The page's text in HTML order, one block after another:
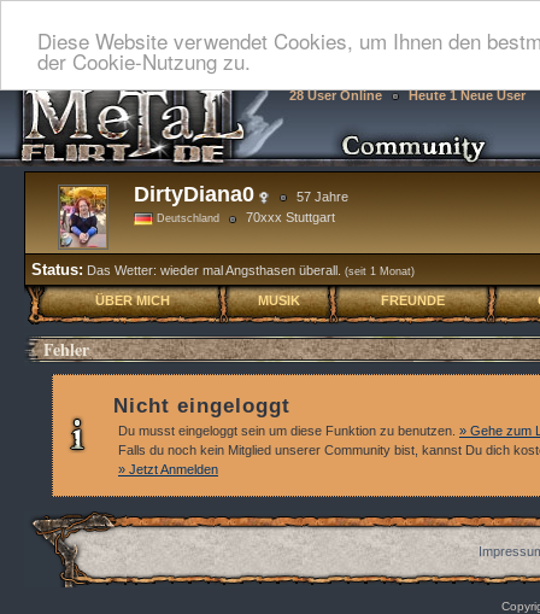
Diese Website verwendet Cookies, um Ihnen den
der Cookie-Nutzung zu.
28 User Online Heute 1 Neue User
DirtyDiana0 57 Jahre
Deutschland 70xxx Stuttgart
Status: Das Wetter: wieder mal Angsthasen überall. (seit 1 Monat)
ÜBER MICH MUSIK FREUNDE
Fehler
Nicht eingeloggt
Du musst eingeloggt sein um diese Funktion zu benutzen. » Gehe zum
Falls du noch kein Mitglied unserer Community bist, kannst Du dich
» Jetzt Anmelden